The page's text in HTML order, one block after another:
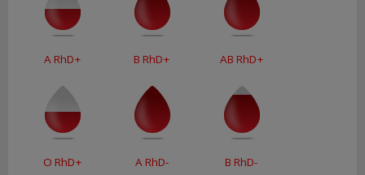
A RhD+ B RhD+ AB RhD+
O RhD+ A RhD- B RhD-